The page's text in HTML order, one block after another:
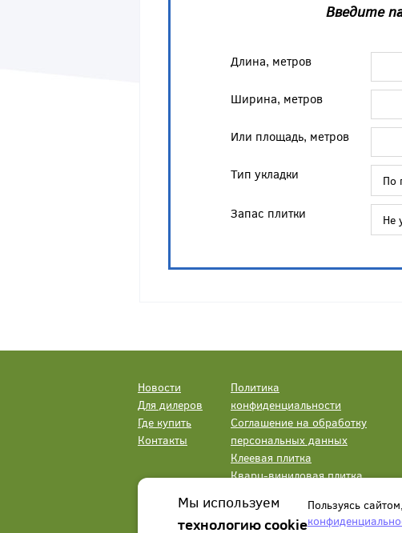
Введите
Длина, метров
Ширина, метров
Или площадь, метров
Тип укладки
Запас плитки
Новости
Для дилеров
Где купить
Контакты
Политика
конфиденциальности
Соглашение на обработку
персональных данных
Клеевая плитка
Кварц-виниловая плитка
Мы используем
технологию cookie
Пользуясь